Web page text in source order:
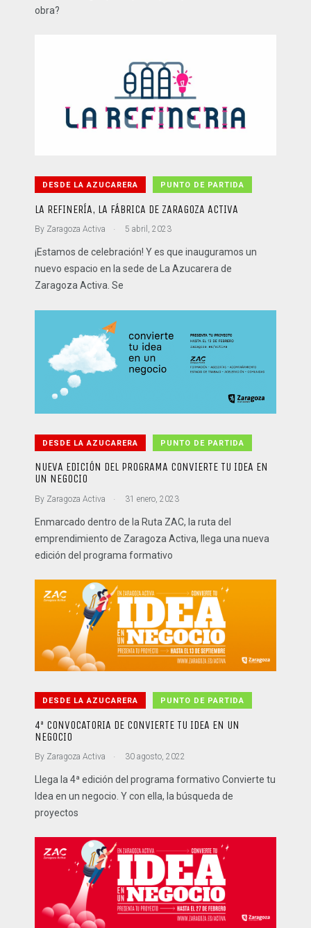
obra?
DESDE LA AZUCARERA PUNTO DE PARTIDA
LA REFINERÍA, LA FÁBRICA DE ZARAGOZA ACTIVA
By Zaragoza Activa . 5 abril, 2023
¡Estamos de celebración! Y es que inauguramos un
nuevo espacio en la sede de La Azucarera de
Zaragoza Activa. Se
DESDE LA AZUCARERA PUNTO DE PARTIDA
NUEVA EDICIÓN DEL PROGRAMA CONVIERTE TU IDEA EN
UN NEGOCIO
By Zaragoza Activa 31 enero, 2023
Enmarcado dentro de la Ruta ZAC, la ruta del
emprendimiento de Zaragoza Activa, llega una nueva
edición del programa formativo
DESDE LA AZUCARERA PUNTO DE PARTIDA
4ª CONVOCATORIA DE CONVIERTE TU IDEA EN UN
NEGOCIO
By Zaragoza Activa . 30 agosto, 2022
Llega la 4ª edición del programa formativo Convierte tu
Idea en un negocio. Y con ella, la búsqueda de
proyectos